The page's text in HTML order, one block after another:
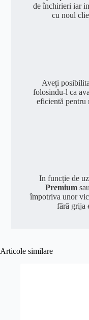
de închirieri iar
cu noul
Aveți
folosindu-l ca
eficientă pentru
In funcție de
Premium sau
împotriva unor
fără grija
Articole similare